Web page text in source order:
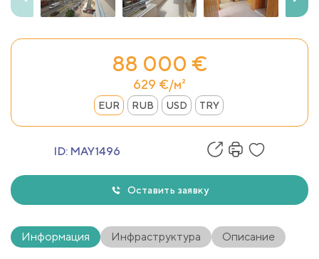
88 000 €
629 €/м²
EUR RUB USD TRY
ID: MAY1496
Оставить заявку
Информация Инфраструктура Описание